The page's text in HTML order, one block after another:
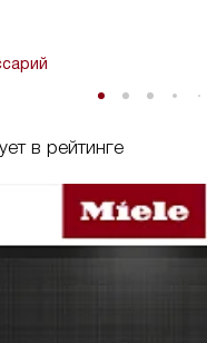
в рейтинге